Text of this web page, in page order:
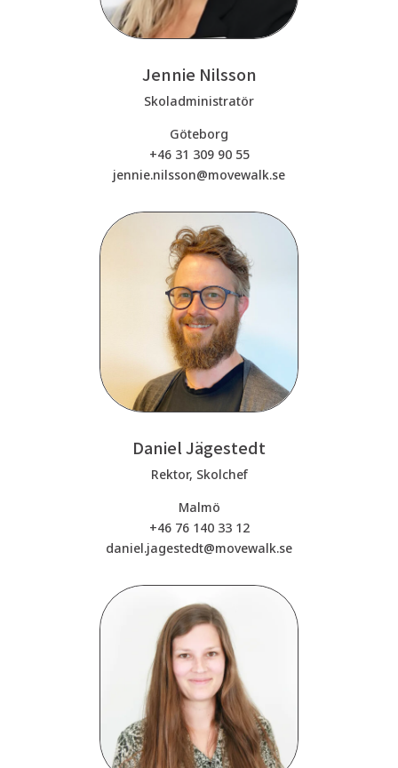
Jennie Nilsson
Skoladministratör
Göteborg
+46 31 309 90 55
jennie.nilsson@movewalk.se
Daniel Jägestedt
Rektor, Skolchef
Malmö
+46 76 140 33 12
daniel.jagestedt@movewalk.se